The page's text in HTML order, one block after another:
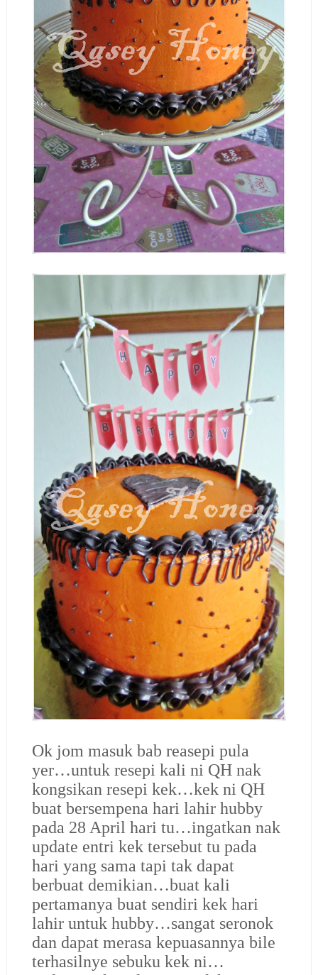
Ok jom masuk bab reasepi pula
yer…untuk resepi kali ni QH nak
kongsikan resepi kek…kek ni QH
buat bersempena hari lahir hubby
pada 28 April hari tu…ingatkan nak
update entri kek tersebut tu pada
hari yang sama tapi tak dapat
berbuat demikian…buat kali
pertamanya buat sendiri kek hari
lahir untuk hubby…sangat seronok
dan dapat merasa kepuasannya bile
terhasilnye sebuku kek ni…